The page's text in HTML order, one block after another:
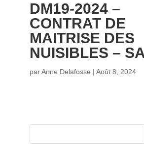
DM19-2024 –
CONTRAT DE
MAITRISE DES
NUISIBLES –
parAnne Delafosse | Août 8, 2024